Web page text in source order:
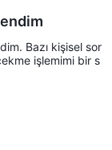
Bazı kişisel sor
işlemimi bir s